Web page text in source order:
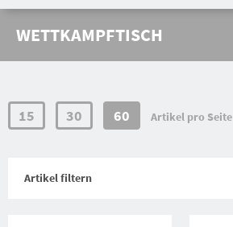
WETTKAMPFTISCH
Artikel filtern
15 30 60 Artikel pro Seite